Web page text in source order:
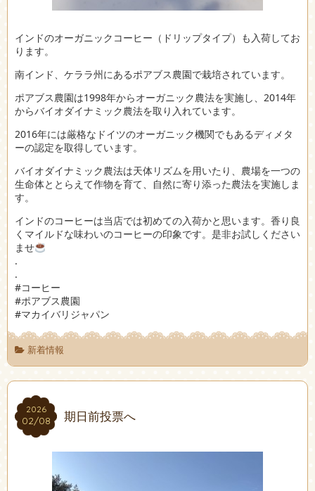
インドのオーガニックコーヒー（ドリップタイプ）も入荷してお
ります。
南インド、ケララ州にあるポアブス農園で栽培されています。
ポアブス農園は1998年からオーガニック農法を実施し、2014年
からバイオダイナミック農法を取り入れています。
2016年には厳格なドイツのオーガニック機関でもあるディメタ
ーの認定を取得しています。
バイオダイナミック農法は天体リズムを用いたり、農場を一つの
生命体ととらえて作物を育て、自然に寄り添った農法を実施しま
す。
インドのコーヒーは当店では初めての入荷かと思います。香り良
くマイルドな味わいのコーヒーの印象です。是非お試しください
ませ
.
.
#コーヒー
#ポアブス農園
#マカイバリジャパン
新着情報
2026
02/08
2026
02/08 期日前投票へ